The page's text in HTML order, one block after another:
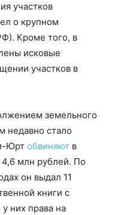
участков
о крупном
Кроме того, в
исковые
участков в
земельного
недавно стало
Юрт обвиняют в
4,6 млн рублей. По
он выдал 11
книги с
них права на